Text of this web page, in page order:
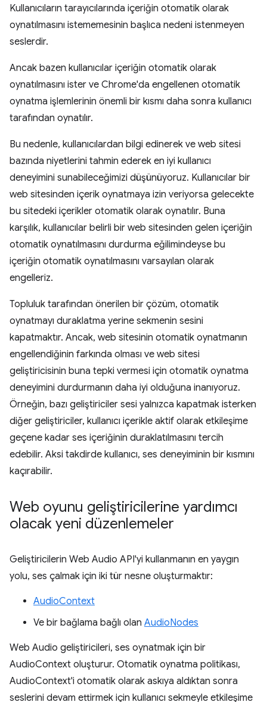
Kullanıcıların tarayıcılarında içeriğin otomatik olarak
oynatılmasını istememesinin başlıca nedeni istenmeyen
seslerdir.
Ancak bazen kullanıcılar içeriğin otomatik olarak
oynatılmasını ister ve Chrome'da engellenen otomatik
oynatma işlemlerinin önemli bir kısmı daha sonra kullanıcı
tarafından oynatılır.
Bu nedenle, kullanıcılardan bilgi edinerek ve web sitesi
bazında niyetlerini tahmin ederek en iyi kullanıcı
deneyimini sunabileceğimizi düşünüyoruz. Kullanıcılar bir
web sitesinden içerik oynatmaya izin veriyorsa gelecekte
bu sitedeki içerikler otomatik olarak oynatılır. Buna
karşılık, kullanıcılar belirli bir web sitesinden gelen içeriğin
otomatik oynatılmasını durdurma eğilimindeyse bu
içeriğin otomatik oynatılmasını varsayılan olarak
engelleriz.
Topluluk tarafından önerilen bir çözüm, otomatik
oynatmayı duraklatma yerine sekmenin sesini
kapatmaktır. Ancak, web sitesinin otomatik oynatmanın
engellendiğinin farkında olması ve web sitesi
geliştiricisinin buna tepki vermesi için otomatik oynatma
deneyimini durdurmanın daha iyi olduğuna inanıyoruz.
Örneğin, bazı geliştiriciler sesi yalnızca kapatmak isterken
diğer geliştiriciler, kullanıcı içerikle aktif olarak etkileşime
geçene kadar ses içeriğinin duraklatılmasını tercih
edebilir. Aksi takdirde kullanıcı, ses deneyiminin bir kısmını
kaçırabilir.
Web oyunu geliştiricilerine yardımcı
olacak yeni düzenlemeler
Geliştiricilerin Web Audio API'yi kullanmanın en yaygın
yolu, ses çalmak için iki tür nesne oluşturmaktır:
AudioContext
Ve bir bağlama bağlı olan AudioNodes
Web Audio geliştiricileri, ses oynatmak için bir
AudioContext oluşturur. Otomatik oynatma politikası,
AudioContext'i otomatik olarak askıya aldıktan sonra
seslerini devam ettirmek için kullanıcı sekmeyle etkileşime